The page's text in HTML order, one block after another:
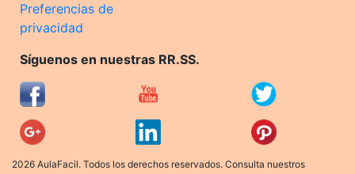
Preferencias de
privacidad
Síguenos en nuestras RR.SS.
2026 AulaFacil. Todos los derechos reservados. Consulta nuestros